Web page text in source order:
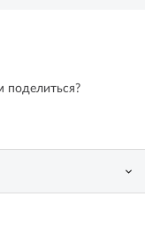
поделиться?